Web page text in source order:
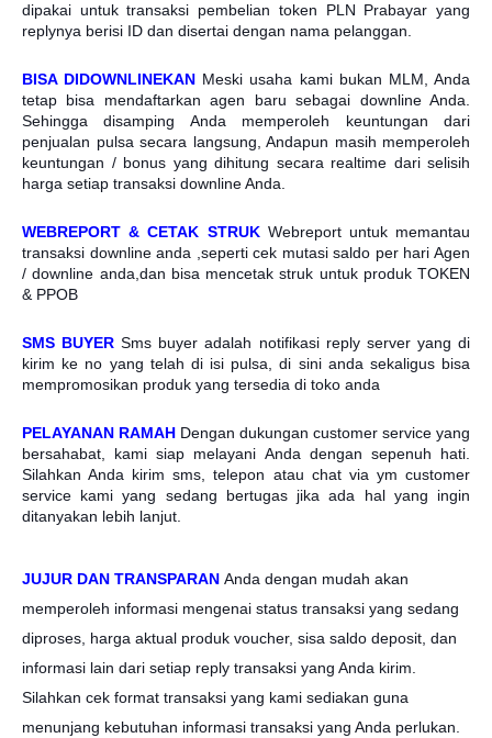
dipakai untuk transaksi pembelian token PLN Prabayar yang
replynya berisi ID dan disertai dengan nama pelanggan.
BISA DIDOWNLINEKAN Meski usaha kami bukan MLM, Anda
tetap bisa mendaftarkan agen baru sebagai downline Anda.
Sehingga disamping Anda memperoleh keuntungan dari
penjualan pulsa secara langsung, Andapun masih memperoleh
keuntungan / bonus yang dihitung secara realtime dari selisih
harga setiap transaksi downline Anda.
WEBREPORT & CETAK STRUKWebreport untuk memantau
transaksi downline anda ,seperti cek mutasi saldo per hari Agen
/ downline anda,dan bisa mencetak struk untuk produk TOKEN
& PPOB
SMS BUYER Sms buyer adalah notifikasi reply server yang di
kirim ke no yang telah di isi pulsa, di sini anda sekaligus bisa
mempromosikan produk yang tersedia di toko anda
PELAYANAN RAMAH Dengan dukungan customer service yang
bersahabat, kami siap melayani Anda dengan sepenuh hati.
Silahkan Anda kirim sms, telepon atau chat via ym customer
service kami yang sedang bertugas jika ada hal yang ingin
ditanyakan lebih lanjut.
JUJUR DAN TRANSPARAN Anda dengan mudah akan
memperoleh informasi mengenai status transaksi yang sedang
diproses, harga aktual produk voucher, sisa saldo deposit, dan
informasi lain dari setiap reply transaksi yang Anda kirim.
Silahkan cek format transaksi yang kami sediakan guna
menunjang kebutuhan informasi transaksi yang Anda perlukan.